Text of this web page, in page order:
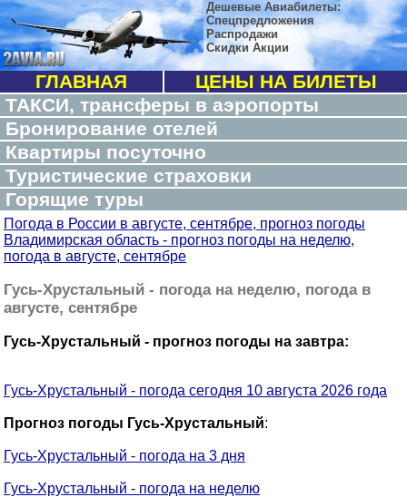
Дешевые Авиабилеты:
Спецпредложения
Распродажи
Скидки Акции
ГЛАВНАЯ
ЦЕНЫ НА БИЛЕТЫ
ТАКСИ, трансферы в аэропорты
Бронирование отелей
Квартиры посуточно
Туристические страховки
Горящие туры
Погода в России в августе, сентябре, прогноз погоды
Владимирская область - прогноз погоды на неделю,
погода в августе, сентябре
Гусь-Хрустальный - погода на неделю, погода в
августе, сентябре
Гусь-Хрустальный - прогноз погоды на завтра:
Гусь-Хрустальный - погода сегодня 10 августа 2026 года
Прогноз погоды Гусь-Хрустальный:
Гусь-Хрустальный - погода на 3 дня
Гусь-Хрустальный - погода на неделю